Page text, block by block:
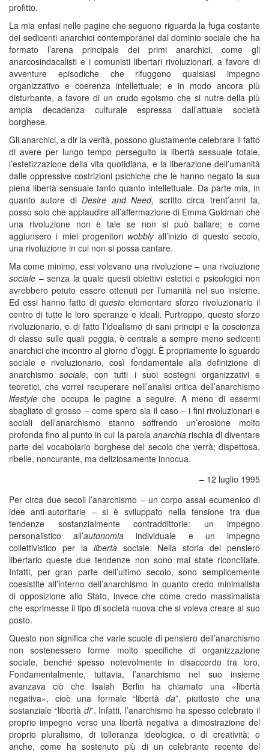
profitto.
La mia enfasi nelle pagine che seguono riguarda la fuga costante
dei sedicenti anarchici contemporanei dal dominio sociale che ha
formato l’arena principale dei primi anarchici, come gli
anarcosindacalisti e i comunisti libertari rivoluzionari, a favore di
avventure episodiche che rifuggono qualsiasi impegno
organizzativo e coerenza intellettuale; e in modo ancora più
disturbante, a favore di un crudo egoismo che si nutre della più
ampia decadenza culturale espressa dall’attuale società
borghese.
Gli anarchici, a dir la verità, possono giustamente celebrare il fatto
di avere per lungo tempo perseguito la libertà sessuale totale,
l’estetizzazione della vita quotidiana, e la liberazione dell’umanità
dalle oppressive costrizioni psichiche che le hanno negato la sua
piena libertà sensuale tanto quanto intellettuale. Da parte mia, in
quanto autore diDesire and Need, scritto circa trent’anni fa,
posso solo che applaudire all’affermazione di Emma Goldman che
una rivoluzione non è tale se non si può ballare; e come
aggiunsero i miei progenitori wobblyall’inizio di questo secolo,
una rivoluzione in cui non si possa cantare.
Ma come minimo, essi volevano una rivoluzione – una rivoluzione
sociale – senza la quale questi obiettivi estetici e psicologici non
avrebbero potuto essere ottenuti per l’umanità nel suo insieme.
Ed essi hanno fatto diquesto elementare sforzo rivoluzionario il
centro di tutte le loro speranze e ideali. Purtroppo, questo sforzo
rivoluzionario, e di fatto l’idealismo di sani principi e la coscienza
di classe sulle quali poggia, è centrale a sempre meno sedicenti
anarchici che incontro al giorno d’oggi. È propriamente lo sguardo
sociale e rivoluzionario, così fondamentale alla definizione di
anarchismosociale, con tutti i suoi sostegni organizzativi e
teoretici, che vorrei recuperare nell’analisi critica dell’anarchismo
lifestyle che occupa le pagine a seguire. A meno di essermi
sbagliato di grosso – come spero sia il caso – i fini rivoluzionari e
sociali dell’anarchismo stanno soffrendo un’erosione molto
profonda fino al punto in cui la parola anarchiarischia di diventare
parte del vocabolario borghese del secolo che verrà; dispettosa,
ribelle, noncurante, ma deliziosamente innocua.
– 12 luglio 1995
Per circa due secoli l’anarchismo – un corpo assai ecumenico di
idee anti-autoritarie – si è sviluppato nella tensione tra due
tendenze sostanzialmente contraddittorie: un impegno
personalistico all’autonomia individuale e un impegno
collettivistico per la libertàsociale. Nella storia del pensiero
libertario queste due tendenze non sono mai state riconciliate.
Infatti, per gran parte dell’ultimo secolo, sono semplicemente
coesistite all’interno dell’anarchismo in quanto credo minimalista
di opposizione allo Stato, invece che come credo massimalista
che esprimesse il tipo di società nuova che si voleva creare al suo
posto.
Questo non significa che varie scuole di pensiero dell’anarchismo
non sostenessero forme molto specifiche di organizzazione
sociale, benché spesso notevolmente in disaccordo tra loro.
Fondamentalmente, tuttavia, l’anarchismo nel suo insieme
avanzava ciò che Isaiah Berlin ha chiamato una «libertà
negativa», cioè una formale “libertà da”, piuttosto che una
sostanziale “libertà di”. Infatti, l’anarchismo ha spesso celebrato il
proprio impegno verso una libertà negativa a dimostrazione del
proprio pluralismo, di tolleranza ideologica, o di creatività; o
anche, come ha sostenuto più di un celebrante recente del